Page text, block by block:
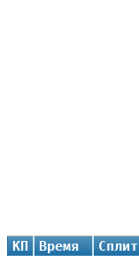
КП Время Сплит